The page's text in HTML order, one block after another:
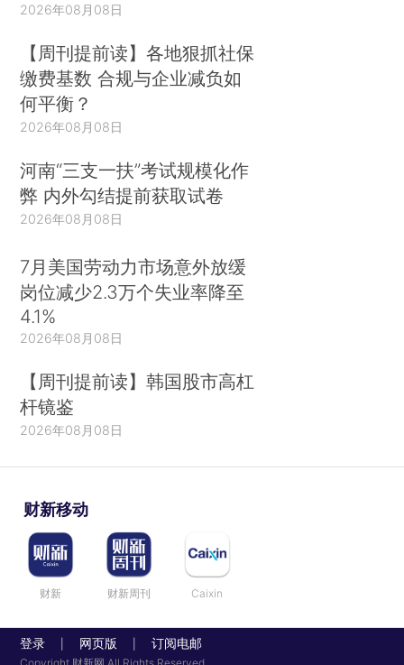
2026年08月08日
【周刊提前读】各地狠抓社保
缴费基数 合规与企业减负如
何平衡？
2026年08月08日
河南“三支一扶”考试规模化作
弊 内外勾结提前获取试卷
2026年08月08日
7月美国劳动力市场意外放缓
岗位减少2.3万个失业率降至
4.1%
2026年08月08日
【周刊提前读】韩国股市高杠
杆镜鉴
2026年08月08日
财新移动
财新 财新周刊 Caixin
登录 网页版 订阅电邮